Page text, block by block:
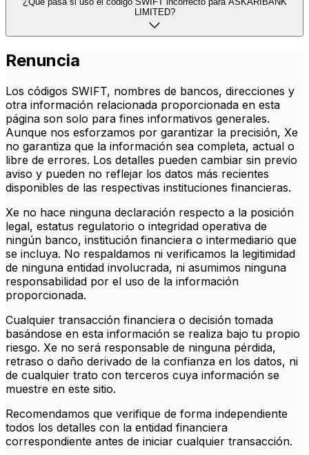
LIMITED?
Renuncia
Los códigos SWIFT, nombres de bancos, direcciones y
otra información relacionada proporcionada en esta
página son solo para fines informativos generales.
Aunque nos esforzamos por garantizar la precisión, Xe
no garantiza que la información sea completa, actual o
libre de errores. Los detalles pueden cambiar sin previo
aviso y pueden no reflejar los datos más recientes
disponibles de las respectivas instituciones financieras.
Xe no hace ninguna declaración respecto a la posición
legal, estatus regulatorio o integridad operativa de
ningún banco, institución financiera o intermediario que
se incluya. No respaldamos ni verificamos la legitimidad
de ninguna entidad involucrada, ni asumimos ninguna
responsabilidad por el uso de la información
proporcionada.
Cualquier transacción financiera o decisión tomada
basándose en esta información se realiza bajo tu propio
riesgo. Xe no será responsable de ninguna pérdida,
retraso o daño derivado de la confianza en los datos, ni
de cualquier trato con terceros cuya información se
muestre en este sitio.
Recomendamos que verifique de forma independiente
todos los detalles con la entidad financiera
correspondiente antes de iniciar cualquier transacción.